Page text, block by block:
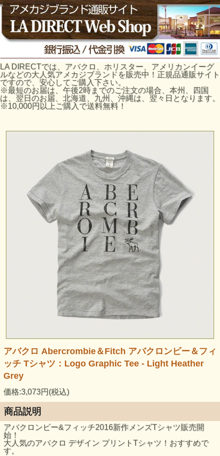
LA DIRECTでは、アバクロ、ホリスター、アメリカンイーグ
ルなどの大人気アメカジブランドを販売中！正規品通販サイト
ですので、安心してご購入下さい。
※最短のお届は、午後2時までのご注文の場合、本州、四国
は、翌日のお届、北海道、九州、沖縄は、翌々日となります。
※10,000円以上ご購入で送料無料！
アバクロ Abercrombie＆Fitch アバクロンビー＆フィ
ッチ Tシャツ：Logo Graphic Tee - Light Heather
Grey
価格:3,073円(税込)
商品説明
アバクロンビー&フィッチ2016新作メンズTシャツ販売開
始！
大人気のアバクロ デザイン プリントTシャツ！おすすめで
す。